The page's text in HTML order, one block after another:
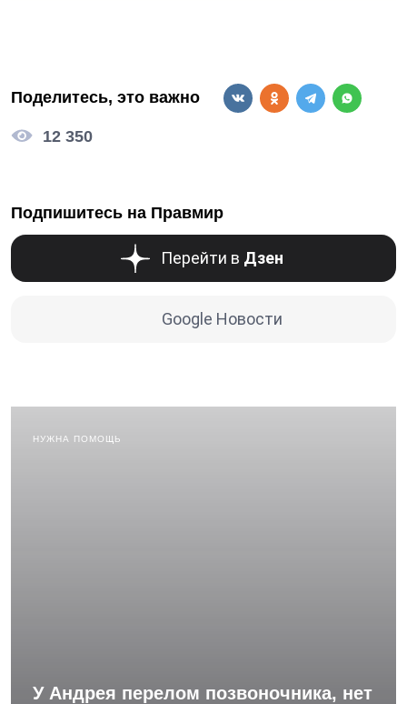
Поделитесь, это важно
12 350
Подпишитесь на Правмир
Перейти в Дзен
Google Новости
НУЖНА ПОМОЩЬ
У Андрея перелом позвоночника, нет